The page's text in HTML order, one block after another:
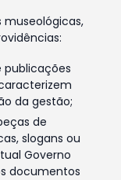
museológicas,
da gestão;
de
slogans ou
Governo
documentos